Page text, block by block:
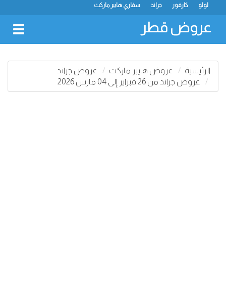
سفاري هايبر ماركت جراند كارفور لولو
عروض قطر
الرئيسية عروض هايبر ماركت
عروض جراند
عروض جراند من 26 فبراير إلى 04 مارس 2026